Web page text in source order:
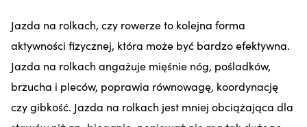
Jazda na rolkach, czy rowerze to kolejna forma
aktywności fizycznej, która może być bardzo efektywna.
Jazda na rolkach angażuje mięśnie nóg, pośladków,
brzucha i pleców, poprawia równowagę, koordynację
czy gibkość. Jazda na rolkach jest mniej obciążająca dla